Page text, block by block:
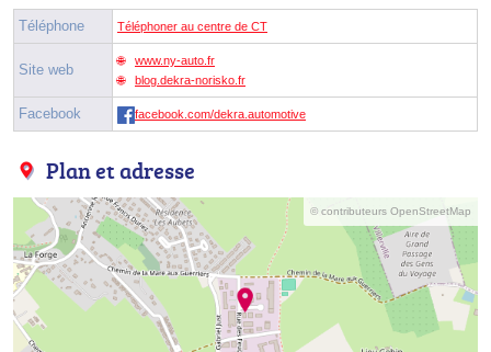
Téléphone Téléphoner au centre de CT
Site web
www.ny-auto.fr
blog.dekra-norisko.fr
Facebook facebook.com/dekra.automotive
Plan et adresse
© contributeurs OpenStreetMap